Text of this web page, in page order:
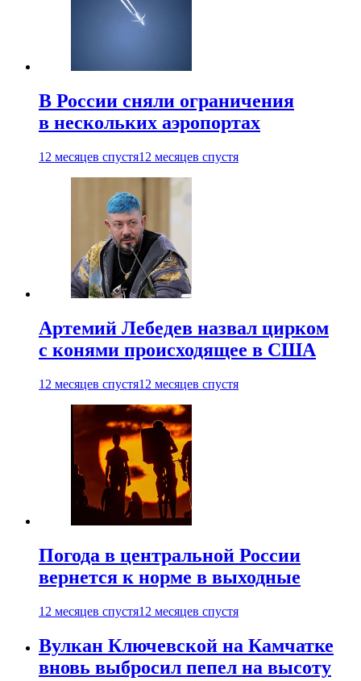
В России сняли ограничения
в нескольких аэропортах
12 месяцев спустя12 месяцев спустя
Артемий Лебедев назвал цирком
с конями происходящее в США
12 месяцев спустя12 месяцев спустя
Погода в центральной России
вернется к норме в выходные
12 месяцев спустя12 месяцев спустя
Вулкан Ключевской на Камчатке
вновь выбросил пепел на высоту